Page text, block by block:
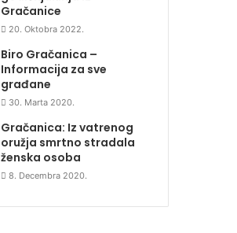
Gračanice
20. Oktobra 2022.
Biro Gračanica –
Informacija za sve
građane
30. Marta 2020.
Gračanica: Iz vatrenog
oružja smrtno stradala
ženska osoba
8. Decembra 2020.